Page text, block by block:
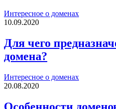
Интересное о доменах
10.09.2020
Для чего
домена?
Интересное о доменах
20.08.2020